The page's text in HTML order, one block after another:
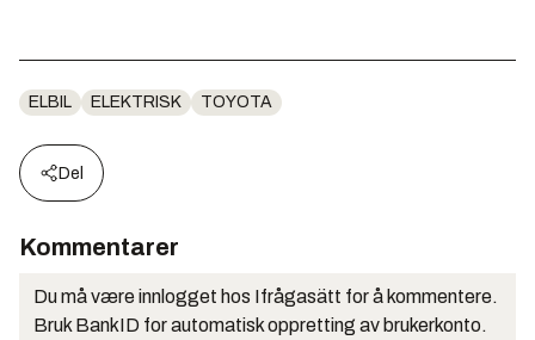
ELBIL ELEKTRISK TOYOTA
Del
Kommentarer
Du må være innlogget hos Ifrågasätt for å kommentere.
Bruk BankID for automatisk oppretting av brukerkonto.